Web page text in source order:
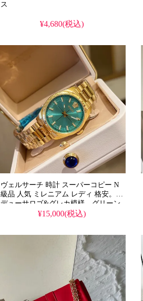
ス
¥4,680(税込)
ヴェルサーチ 時計 スーパーコピー N
級品 人気 ミレニアム レディ 格安。メ
デューサロゴ&グレカ模様、グリーン
ギョーシェダイヤル、輸入クォーツム
くパワフルな女性用ラグジュアリーウ
¥15,000(税込)